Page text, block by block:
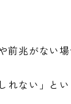
前兆がない
れない」と